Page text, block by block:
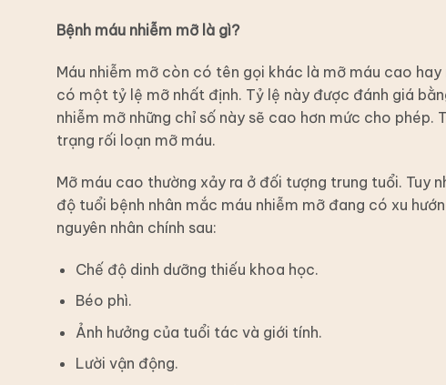
Bệnh máu nhiễm mỡ là gì?
Máu nhiễm mỡ còn có tên gọi khác là mỡ máu cao
có một tỷ lệ mỡ nhất định. Tỷ lệ này được đánh giá
nhiễm mỡ những chỉ số này sẽ cao hơn mức cho
trạng rối loạn mỡ máu.
Mỡ máu cao thường xảy ra ở đối tượng trung tuổi. Tuy
độ tuổi bệnh nhân mắc máu nhiễm mỡ đang có xu
nguyên nhân chính sau:
Chế độ dinh dưỡng thiếu khoa học.
Béo phì.
Ảnh hưởng của tuổi tác và giới tính.
Lười vận động.